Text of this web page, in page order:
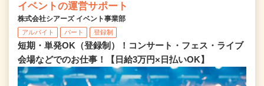
イベントの運営サポート
株式会社シアーズ イベント事業部
アルバイト パート 登録制
短期・単発OK（登録制）！コンサート・フェス・ライブ
会場などでのお仕事！【日給3万円×日払いOK】